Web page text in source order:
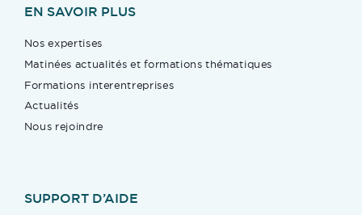
EN SAVOIR PLUS
Nos expertises
Matinées actualités et formations thématiques
Formations interentreprises
Actualités
Nous rejoindre
SUPPORT D’AIDE